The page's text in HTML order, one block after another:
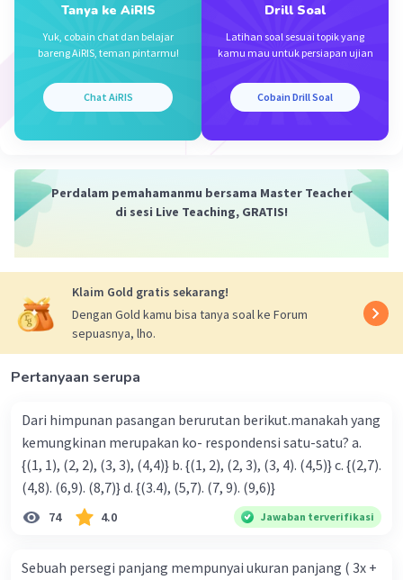
Tanya ke AiRIS
Yuk, cobain chat dan belajar
bareng AiRIS, teman pintarmu!
Chat AiRIS
Drill Soal
Latihan soal sesuai topik yang
kamu mau untuk persiapan ujian
Cobain Drill Soal
Perdalam pemahamanmu bersama Master Teacher
di sesi Live Teaching, GRATIS!
Klaim Gold gratis sekarang!
Dengan Gold kamu bisa tanya soal ke Forum
sepuasnya, lho.
Pertanyaan serupa
Dari himpunan pasangan berurutan berikut.manakah yang
kemungkinan merupakan ko- respondensi satu-satu? a.
{(1, 1), (2, 2), (3, 3), (4,4)} b. {(1, 2), (2, 3), (3, 4). (4,5)} c. {(2,7).
(4,8). (6,9). (8,7)} d. {(3.4), (5,7). (7, 9). (9,6)}
74 4.0 Jawaban terverifikasi
Sebuah persegi panjang mempunyai ukuran panjang ( 3x +